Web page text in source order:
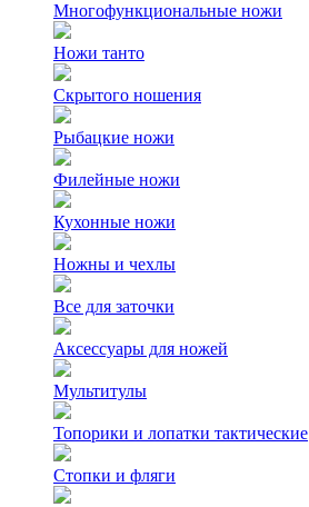
Многофункциональные ножи
Ножи танто
Скрытого ношения
Рыбацкие ножи
Филейные ножи
Кухонные ножи
Ножны и чехлы
Все для заточки
Аксессуары для ножей
Мультитулы
Топорики и лопатки тактические
Стопки и фляги